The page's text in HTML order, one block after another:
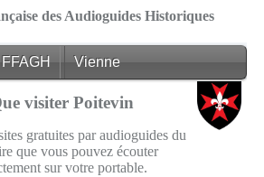
des Audioguides Historiques
FFAGH Vienne
visiter Poitevin
gratuites par audioguides du
que vous pouvez écouter
sur votre portable.